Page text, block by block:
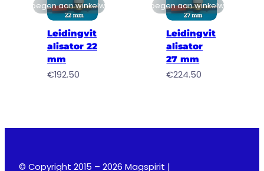
Toevoegen aan winkelwagen
Leidingvit
alisator 22
mm
€192.50
Toevoegen aan winkelwagen
Leidingvit
alisator
27 mm
€224.50
© Copyright 2015 – 2026 Magspirit |